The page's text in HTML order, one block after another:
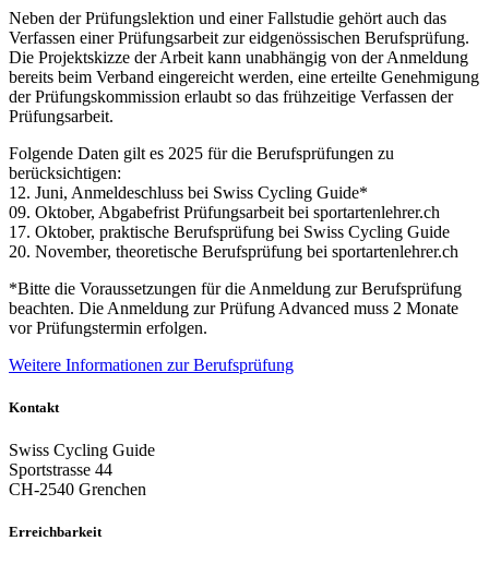
Neben der Prüfungslektion und einer Fallstudie gehört auch das
Verfassen einer Prüfungsarbeit zur eidgenössischen Berufsprüfung.
Die Projektskizze der Arbeit kann unabhängig von der Anmeldung
bereits beim Verband eingereicht werden, eine erteilte Genehmigung
der Prüfungskommission erlaubt so das frühzeitige Verfassen der
Prüfungsarbeit.
Folgende Daten gilt es 2025 für die Berufsprüfungen zu
berücksichtigen:
12. Juni, Anmeldeschluss bei Swiss Cycling Guide*
09. Oktober, Abgabefrist Prüfungsarbeit bei sportartenlehrer.ch
17. Oktober, praktische Berufsprüfung bei Swiss Cycling Guide
20. November, theoretische Berufsprüfung bei sportartenlehrer.ch
*Bitte die Voraussetzungen für die Anmeldung zur Berufsprüfung
beachten. Die Anmeldung zur Prüfung Advanced muss 2 Monate
vor Prüfungstermin erfolgen.
Weitere Informationen zur Berufsprüfung
Kontakt
Swiss Cycling Guide
Sportstrasse 44
CH-2540 Grenchen
Erreichbarkeit